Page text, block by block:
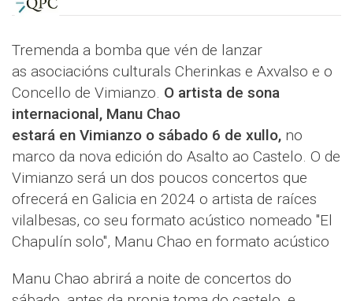
Tremenda a bomba que vén de lanzar
as asociacións culturals Cherinkas e Axvalso e o
Concello de Vimianzo. O artista de sona
internacional, Manu Chao
estará en Vimianzo o sábado 6 de xullo, no
marco da nova edición do Asalto ao Castelo. O de
Vimianzo será un dos poucos concertos que
ofrecerá en Galicia en 2024 o artista de raíces
vilalbesas, co seu formato acústico nomeado "El
Chapulín solo", Manu Chao en formato acústico
Manu Chao abrirá a noite de concertos do